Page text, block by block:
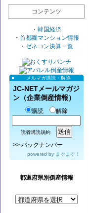
コンテンツ
・ 韓国経済
・ 首都圏マンション情報
・ ゼネコン決算一覧
メルマガ購読・解除
JC-NETメールマガジ
ン（企業倒産情報）
購読 解除
読者購読規約
>> バックナンバー
powered by まぐまぐ！
都道府県別倒産情報